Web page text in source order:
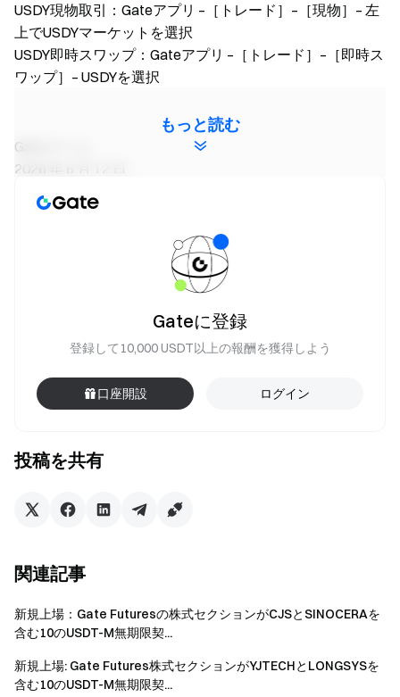
USDY現物取引：Gateアプリ –［トレード］–［現物］– 左
上でUSDYマーケットを選択
USDY即時スワップ：Gateアプリ –［トレード］–［即時ス
ワップ］– USDYを選択
Gate チーム
2026 年 6 月 12 日
暗号通貨へのゲートウェイ
4,900 種類以上の暗号通貨を安全かつ迅速、簡単に取引可
して最大 10,000 ドルのウェルカムリワード
つながりを維持しましょう
X (Twitter) でフォロー
グローバルコミュニティと交流
もっと読む
投稿を共有
Gateに登録
登録して10,000 USDT以上の報酬を獲得しよう
口座開設 ログイン
関連記事
新規上場：Gate Futuresの株式セクションがCJSとSINOCERAを
含む10のUSDT-M無期限契...
新規上場: Gate Futures株式セクションがYJTECHとLONGSYSを
含む10のUSDT-M無期限契...